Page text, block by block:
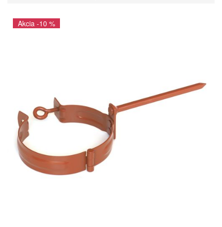
Akcia -10 %